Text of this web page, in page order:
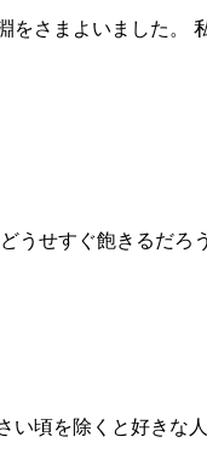
さまよいました
うせすぐ飽きるだ
頃を除くと好き